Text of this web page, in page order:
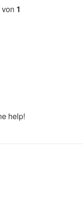
von 1
help!